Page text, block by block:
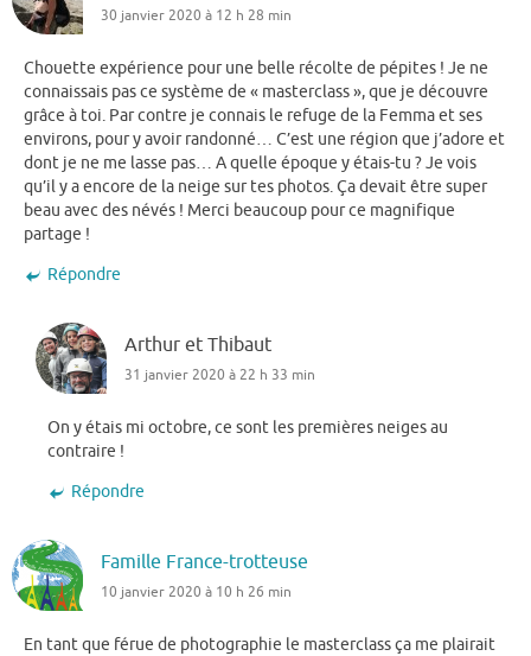
30 janvier 2020 à 12 h 28 min
Chouette expérience pour une belle récolte de pépites ! Je ne
connaissais pas ce système de « masterclass », que je découvre
grâce à toi. Par contre je connais le refuge de la Femma et ses
environs, pour y avoir randonné… C’est une région que j’adore et
dont je ne me lasse pas… A quelle époque y étais-tu ? Je vois
qu’il y a encore de la neige sur tes photos. Ça devait être super
beau avec des névés ! Merci beaucoup pour ce magnifique
partage !
Répondre
Arthur et Thibaut
31 janvier 2020 à 22 h 33 min
On y étais mi octobre, ce sont les premières neiges au
contraire !
Répondre
Famille France-trotteuse
10 janvier 2020 à 10 h 26 min
En tant que férue de photographie le masterclass ça me plairait